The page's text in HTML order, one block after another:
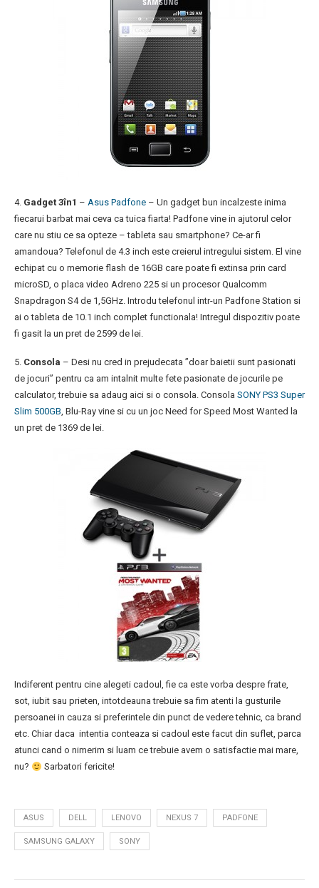
4. Gadget 3în1 – Asus Padfone – Un gadget bun incalzeste inima
fiecarui barbat mai ceva ca tuica fiarta! Padfone vine in ajutorul celor
care nu stiu ce sa opteze – tableta sau smartphone? Ce-ar fi
amandoua? Telefonul de 4.3 inch este creierul intregului sistem. El vine
echipat cu o memorie flash de 16GB care poate fi extinsa prin card
microSD, o placa video Adreno 225 si un procesor Qualcomm
Snapdragon S4 de 1,5GHz. Introdu telefonul intr-un Padfone Station si
ai o tableta de 10.1 inch complet functionala! Intregul dispozitiv poate
fi gasit la un pret de 2599 de lei.
5. Consola – Desi nu cred in prejudecata ”doar baietii sunt pasionati
de jocuri” pentru ca am intalnit multe fete pasionate de jocurile pe
calculator, trebuie sa adaug aici si o consola. Consola SONY PS3 Super
Slim 500GB, Blu-Ray vine si cu un joc Need for Speed Most Wanted la
un pret de 1369 de lei.
Indiferent pentru cine alegeti cadoul, fie ca este vorba despre frate,
sot, iubit sau prieten, intotdeauna trebuie sa fim atenti la gusturile
persoanei in cauza si preferintele din punct de vedere tehnic, ca brand
etc. Chiar daca intentia conteaza si cadoul este facut din suflet, parca
atunci cand o nimerim si luam ce trebuie avem o satisfactie mai mare,
nu?
Sarbatori fericite!
ASUS DELL LENOVO NEXUS 7 PADFONE
SAMSUNG GALAXY SONY